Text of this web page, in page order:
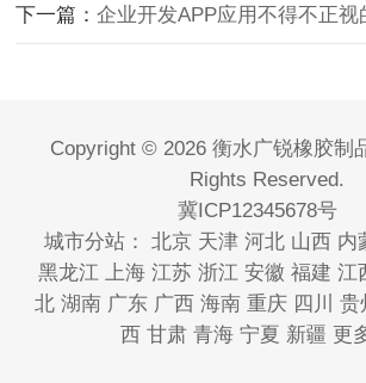
下一篇：企业开发APP应用不得不正视
Copyright © 2026 衡水广锐橡胶制
Rights Reserved.
冀ICP12345678号
城市分站： 北京 天津 河北 山西 内
黑龙江 上海 江苏 浙江 安徽 福建 江
北 湖南 广东 广西 海南 重庆 四川 贵
西 甘肃 青海 宁夏 新疆 更